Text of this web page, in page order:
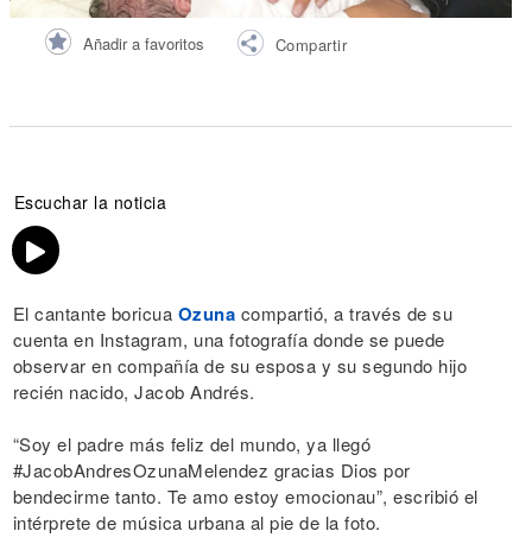
Añadir a favoritos Compartir
Escuchar la noticia
El cantante boricua Ozuna compartió, a través de su
cuenta en Instagram, una fotografía donde se puede
observar en compañía de su esposa y su segundo hijo
recién nacido, Jacob Andrés.
“Soy el padre más feliz del mundo, ya llegó
#JacobAndresOzunaMelendez gracias Dios por
bendecirme tanto. Te amo estoy emocionau”, escribió el
intérprete de música urbana al pie de la foto.